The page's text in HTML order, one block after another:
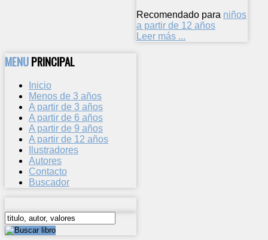
Recomendado para niños
a partir de 12 años
Leer más ...
MENUPRINCIPAL
Inicio
Menos de 3 años
A partir de 3 años
A partir de 6 años
A partir de 9 años
A partir de 12 años
Ilustradores
Autores
Contacto
Buscador